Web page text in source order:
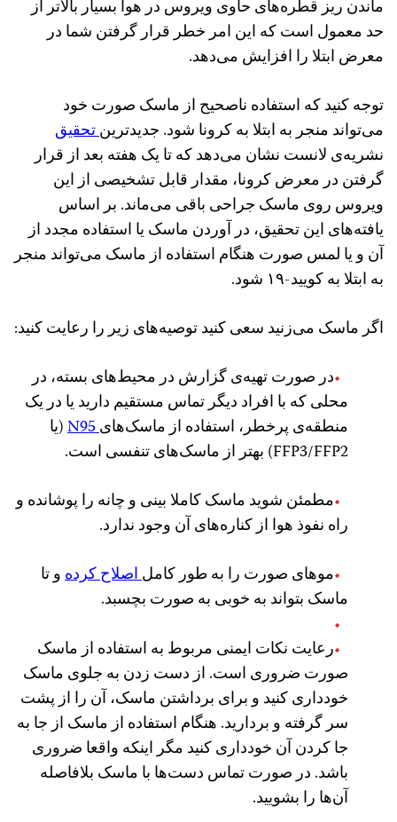
ماندن ریز قطره‌های حاوی ویروس در هوا بسیار بالاتر از
حد معمول است که این امر خطر قرار گرفتن شما در
معرض ابتلا را افزایش می‌دهد.
توجه کنید که استفاده ناصحیح از ماسک صورت خود
می‌تواند منجر به ابتلا به کرونا شود. جدیدترینتحقیق
نشریه‌ی لانست نشان می‌دهد که تا یک هفته بعد از قرار
گرفتن در معرض کرونا، مقدار قابل تشخیصی از این
ویروس روی ماسک جراحی باقی می‌ماند. بر اساس
یافته‌های این تحقیق،‌ در آوردن ماسک یا استفاده مجدد از
آن و یا لمس صورت هنگام استفاده از ماسک می‌تواند منجر
به ابتلا به کویید-۱۹ شود.
اگر ماسک می‌زنید سعی کنید توصیه‌های زیر را رعایت کنید:
در صورت تهیه‌ی گزارش در محیط‌های بسته، در
محلی که با افراد دیگر تماس مستقیم دارید یا در یک
منطقه‌ی پرخطر، استفاده از ماسک‌هایN95
(یا
FFP3/FFP2) بهتر از ماسک‌های تنفسی است.
مطمئن شوید ماسک کاملا بینی و چانه را پوشانده و
راه نفوذ هوا از کناره‌های آن وجود ندارد.
موهای صورت را به طور کاملاصلاح کردهو تا
ماسک بتواند به خوبی به صورت بچسبد.
رعایت نکات ایمنی مربوط به استفاده از ماسک
صورت ضروری است. از دست زدن به جلوی ماسک
خودداری کنید و برای برداشتن ماسک، آن را از پشت
سر گرفته و بردارید. هنگام استفاده از ماسک از جا به
جا کردن آن خودداری کنید مگر اینکه واقعا ضروری
باشد. در صورت تماس دست‌ها با ماسک بلافاصله
آن‌ها را بشویید.